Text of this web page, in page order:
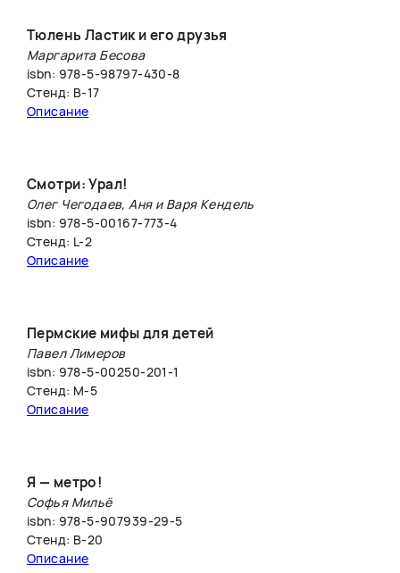
Тюлень Ластик и его друзья
Маргарита Бесова
isbn: 978-5-98797-430-8
Стенд: В-17
Описание
Смотри: Урал!
Олег Чегодаев, Аня и Варя Кендель
isbn: 978-5-00167-773-4
Стенд: L-2
Описание
Пермские мифы для детей
Павел Лимеров
isbn: 978-5-00250-201-1
Стенд: М-5
Описание
Я — метро!
Софья Мильё
isbn: 978-5-907939-29-5
Стенд: B-20
Описание